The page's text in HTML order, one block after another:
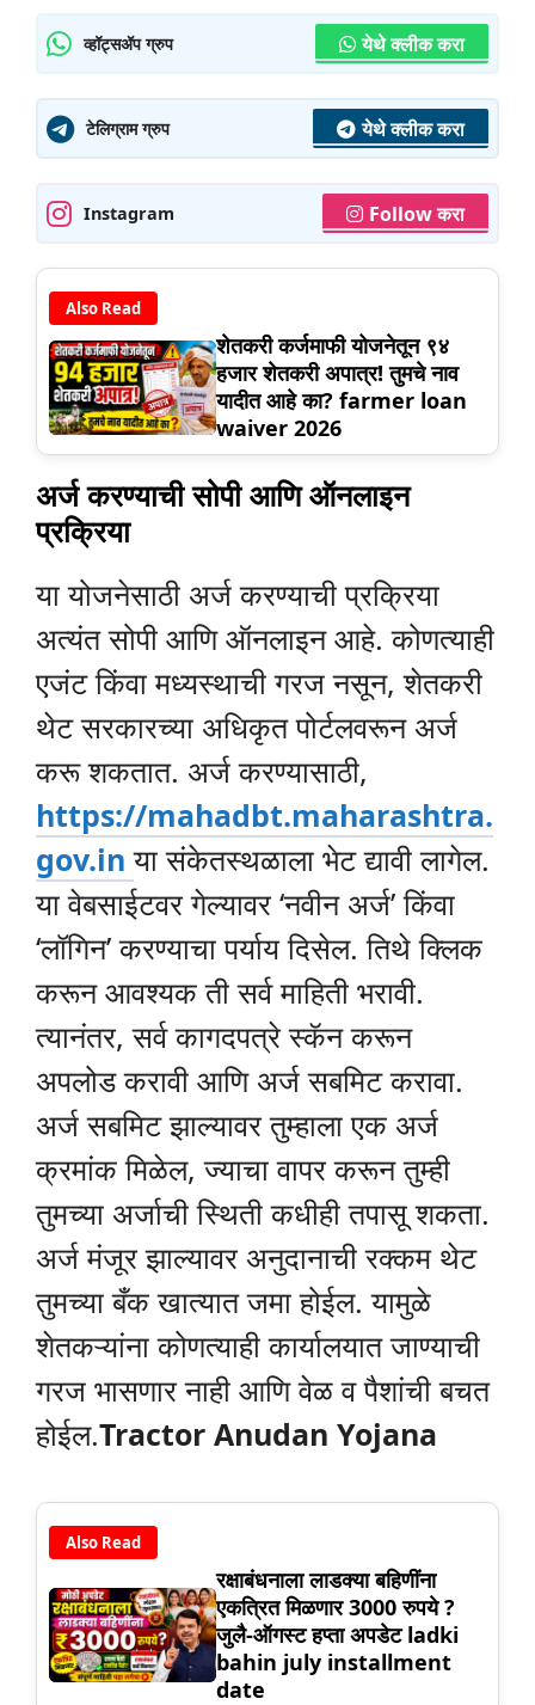
व्हॉट्सॲप ग्रुप येथे क्लीक करा
टेलिग्राम ग्रुप येथे क्लीक करा
Instagram Follow करा
Also Read
शेतकरी कर्जमाफी योजनेतून ९४
हजार शेतकरी अपात्र! तुमचे नाव
यादीत आहे का? farmer loan
waiver 2026
अर्ज करण्याची सोपी आणि ऑनलाइन
प्रक्रिया
या योजनेसाठी अर्ज करण्याची प्रक्रिया
अत्यंत सोपी आणि ऑनलाइन आहे. कोणत्याही
एजंट किंवा मध्यस्थाची गरज नसून, शेतकरी
थेट सरकारच्या अधिकृत पोर्टलवरून अर्ज
करू शकतात. अर्ज करण्यासाठी,
https://mahadbt.maharashtra.
gov.in या संकेतस्थळाला भेट द्यावी लागेल.
या वेबसाईटवर गेल्यावर ‘नवीन अर्ज’ किंवा
‘लॉगिन’ करण्याचा पर्याय दिसेल. तिथे क्लिक
करून आवश्यक ती सर्व माहिती भरावी.
त्यानंतर, सर्व कागदपत्रे स्कॅन करून
अपलोड करावी आणि अर्ज सबमिट करावा.
अर्ज सबमिट झाल्यावर तुम्हाला एक अर्ज
क्रमांक मिळेल, ज्याचा वापर करून तुम्ही
तुमच्या अर्जाची स्थिती कधीही तपासू शकता.
अर्ज मंजूर झाल्यावर अनुदानाची रक्कम थेट
तुमच्या बँक खात्यात जमा होईल. यामुळे
शेतकऱ्यांना कोणत्याही कार्यालयात जाण्याची
गरज भासणार नाही आणि वेळ व पैशांची बचत
होईल.Tractor Anudan Yojana
Also Read
रक्षाबंधनाला लाडक्या बहिणींना
एकत्रित मिळणार 3000 रुपये ?
जुलै-ऑगस्ट हप्ता अपडेट ladki
bahin july installment
date